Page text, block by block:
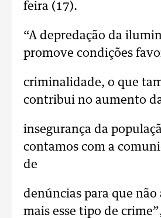
feira (17).
“A depredação da
promove condições
criminalidade, o que
contribui no aumento
insegurança da
contamos com a
de
denúncias para que não
mais esse tipo de